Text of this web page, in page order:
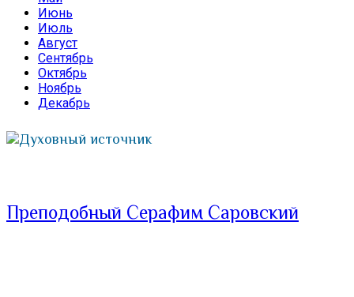
Июнь
Июль
Август
Сентябрь
Октябрь
Ноябрь
Декабрь
Духовный источник
Преподобный Серафим Саровский